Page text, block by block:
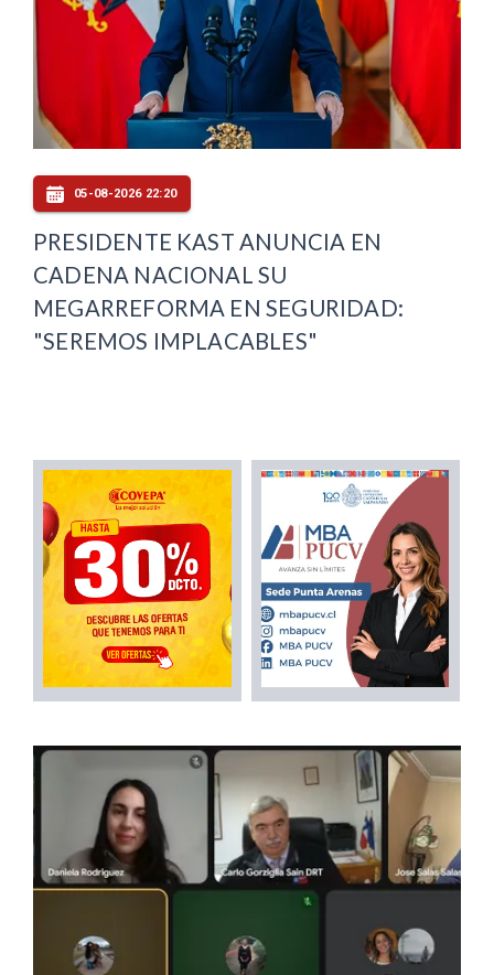
05-08-2026 22:20
PRESIDENTE KAST ANUNCIA EN
CADENA NACIONAL SU
MEGARREFORMA EN SEGURIDAD:
"SEREMOS IMPLACABLES"